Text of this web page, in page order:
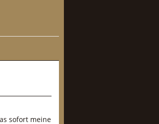
sofort meine